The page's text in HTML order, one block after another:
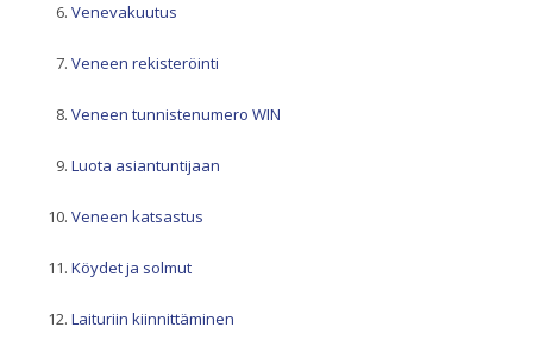
Venevakuutus
Veneen rekisteröinti
Veneen tunnistenumero WIN
Luota asiantuntijaan
Veneen katsastus
Köydet ja solmut
Laituriin kiinnittäminen